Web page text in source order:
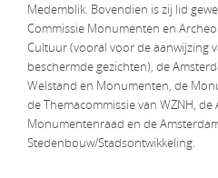
Medemblik. Bovendien is zij lid
Commissie Monumenten en
Cultuur (vooral voor de aanwijzing
beschermde gezichten), de
Welstand en Monumenten, de
de Themacommissie van WZNH, de
Monumentenraad en de
Stedenbouw/Stadsontwikkeling.